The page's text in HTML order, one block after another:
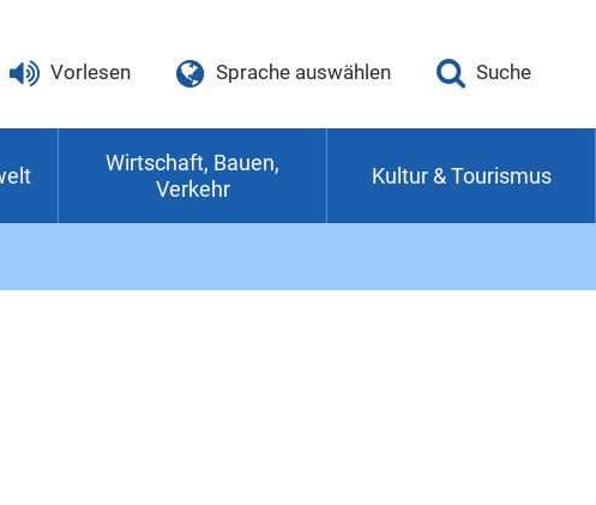
Vorlesen Sprache auswählen Suche
Wirtschaft, Bauen,
Verkehr
Kultur & Tourismus